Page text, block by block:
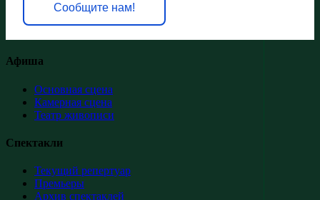
Сообщите нам!
Афиша
Основная сцена
Камерная сцена
Театр живописи
Спектакли
Текущий репертуар
Премьеры
Архив спектаклей